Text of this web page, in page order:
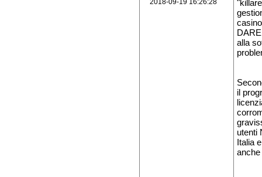
2018-09-19 16:26:28
alla
il
utenti
Italia
anche